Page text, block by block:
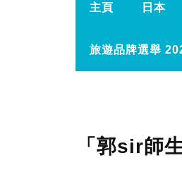
主頁 日本
旅遊品牌選舉
「郭sir師